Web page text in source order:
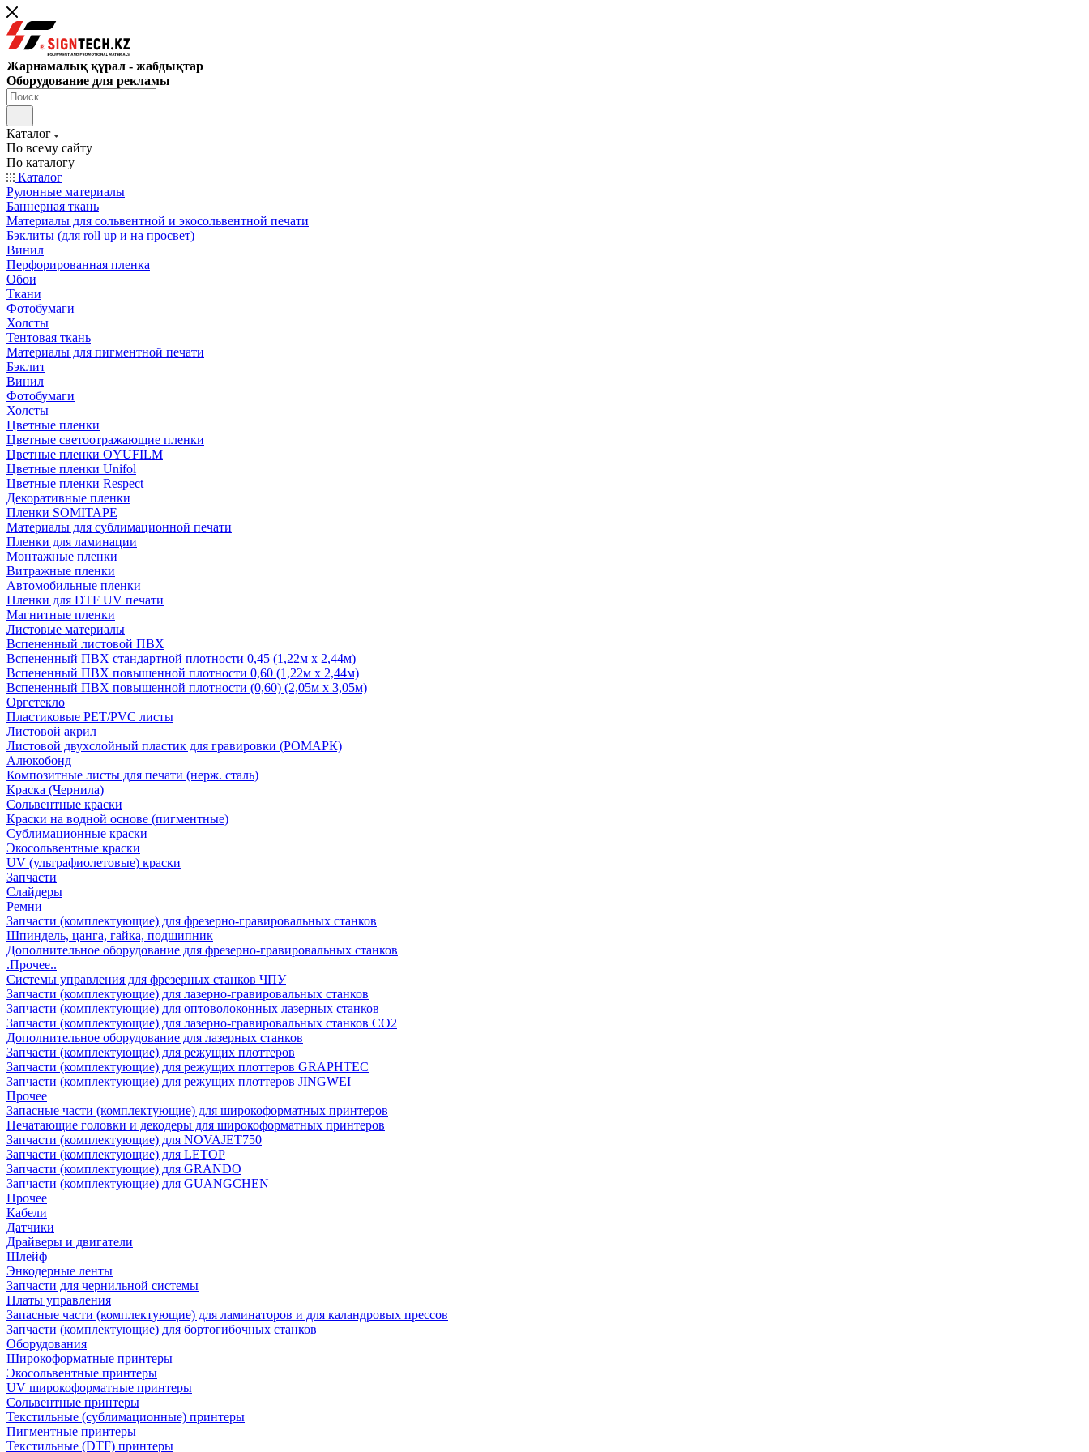
Жарнамалық құрал - жабдықтар
Оборудование для рекламы
Каталог
По всему сайту
По каталогу
Каталог
Рулонные материалы
Баннерная ткань
Материалы для сольвентной и экосольвентной печати
Бэклиты (для roll up и на просвет)
Винил
Перфорированная пленка
Обои
Ткани
Фотобумаги
Холсты
Тентовая ткань
Материалы для пигментной печати
Бэклит
Винил
Фотобумаги
Холсты
Цветные пленки
Цветные светоотражающие пленки
Цветные пленки OYUFILM
Цветные пленки Unifol
Цветные пленки Respect
Декоративные пленки
Пленки SOMITAPE
Материалы для сублимационной печати
Пленки для ламинации
Монтажные пленки
Витражные пленки
Автомобильные пленки
Пленки для DTF UV печати
Магнитные пленки
Листовые материалы
Вспененный листовой ПВХ
Вспененный ПВХ стандартной плотности 0,45 (1,22м х 2,44м)
Вспененный ПВХ повышенной плотности 0,60 (1,22м х 2,44м)
Вспененный ПВХ повышенной плотности (0,60) (2,05м х 3,05м)
Оргстекло
Пластиковые PET/PVC листы
Листовой акрил
Листовой двухслойный пластик для гравировки (РОМАРК)
Алюкобонд
Композитные листы для печати (нерж. сталь)
Краска (Чернила)
Сольвентные краски
Краски на водной основе (пигментные)
Сублимационные краски
Экосольвентные краски
UV (ультрафиолетовые) краски
Запчасти
Слайдеры
Ремни
Запчасти (комплектующие) для фрезерно-гравировальных станков
Шпиндель, цанга, гайка, подшипник
Дополнительное оборудование для фрезерно-гравировальных станков
.Прочее..
Системы управления для фрезерных станков ЧПУ
Запчасти (комплектующие) для лазерно-гравировальных станков
Запчасти (комплектующие) для оптоволоконных лазерных станков
Запчасти (комплектующие) для лазерно-гравировальных станков CO2
Дополнительное оборудование для лазерных станков
Запчасти (комплектующие) для режущих плоттеров
Запчасти (комплектующие) для режущих плоттеров GRAPHTEC
Запчасти (комплектующие) для режущих плоттеров JINGWEI
Прочее
Запасные части (комплектующие) для широкоформатных принтеров
Печатающие головки и декодеры для широкоформатных принтеров
Запчасти (комплектующие) для NOVAJET750
Запчасти (комплектующие) для LETOP
Запчасти (комплектующие) для GRANDO
Запчасти (комплектующие) для GUANGCHEN
Прочее
Кабели
Датчики
Драйверы и двигатели
Шлейф
Энкодерные ленты
Запчасти для чернильной системы
Платы управления
Запасные части (комплектующие) для ламинаторов и для каландровых прессов
Запчасти (комплектующие) для бортогибочных станков
Оборудования
Широкоформатные принтеры
Экосольвентные принтеры
UV широкоформатные принтеры
Сольвентные принтеры
Текстильные (сублимационные) принтеры
Пигментные принтеры
Текстильные (DTF) принтеры